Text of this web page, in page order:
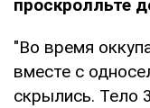
проскролльте
"Во время
вместе с
скрылись. Тело